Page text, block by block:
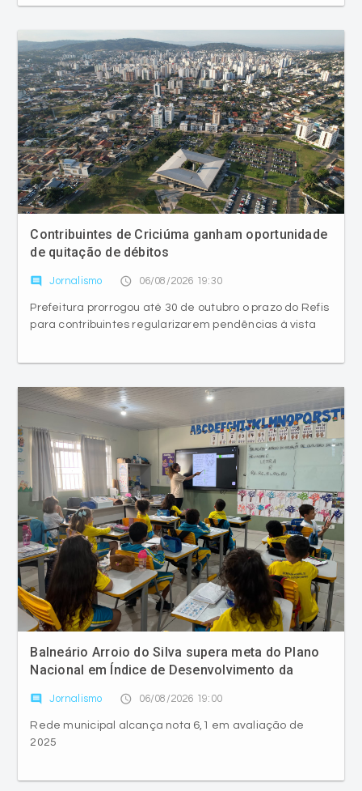
Contribuintes de Criciúma ganham oportunidade
de quitação de débitos
comment Jornalismo access_time 06/08/2026 19:30
Prefeitura prorrogou até 30 de outubro o prazo do Refis
para contribuintes regularizarem pendências à vista
Balneário Arroio do Silva supera meta do Plano
Nacional em Índice de Desenvolvimento da
Educação Básica
comment Jornalismo access_time 06/08/2026 19:00
Rede municipal alcança nota 6,1 em avaliação de
2025